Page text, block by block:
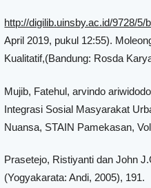
http://digilib.uinsby.ac.id/9728/5/
April 2019, pukul 12:55).
Kualitatif,(Bandung: Rosda
Mujib, Fatehul, arvindo
Integrasi Sosial Masyarakat
Nuansa, STAIN Pamekasan,
Prasetejo, Ristiyanti dan John
(Yogyakarata: Andi, 2005), 191.